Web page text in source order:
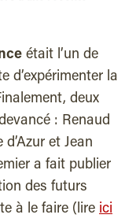
était l’un de
d’expérimenter la
deux
: Renaud
et Jean
a fait publier
des futurs
à le faire (lire ici